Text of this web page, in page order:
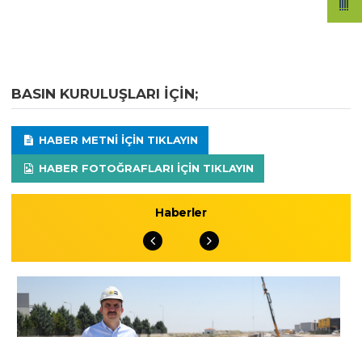
BASIN KURULUŞLARI IÇIN;
HABER METNI IÇIN TIKLAYIN
HABER FOTOĞRAFLARI IÇIN TIKLAYIN
Haberler